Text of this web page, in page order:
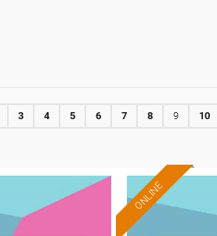
3 4 5 6 7 8 9 10
ONLINE